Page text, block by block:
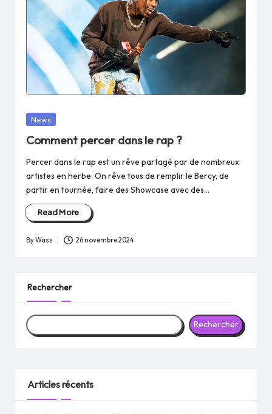
Posted
News
Comment percer dans le rap ?
Percer dans le rap est un rêve partagé par de nombreux
artistes en herbe. On rêve tous de remplir le Bercy, de
partir en tournée, faire des Showcase avec des…
Read More
Posted
ByWass 26 novembre 2024
Rechercher
Rechercher
Articles récents